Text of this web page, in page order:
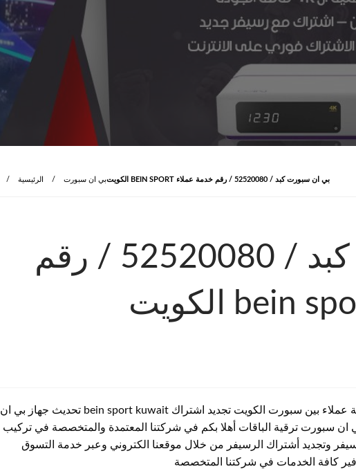
الرئيسية بي ان سبورت بي ان سبورت كبد / 52520080 / رقم خدمة عملاء BEIN SPORT الكويت
بي ان سبورت كبد / 52520080 / رقم
وكيل بي ان سبورت كبد الكويت رقم خدمة عملاء بين سبورت الكويت تجديد اشتراك bein sport kuwait تحديث جهاز بي ان
سبورت ترقية الباقات أهلا بكم في شركتنا المعتمدة والمتخصصة في تركيب
وتجديد أشتراك الرسيفر من خلال موقعنا الكتروني وعبر خدمة التسوق
كافة الخدمات في شركتنا المتخصصة